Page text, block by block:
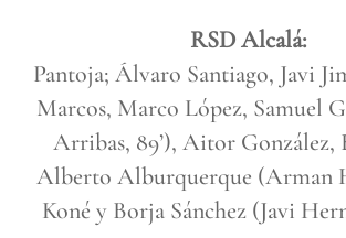
RSD Alcalá:
Pantoja; Álvaro Santiago, Javi
Marcos, Marco López, Samuel
Arribas, 89’), Aitor González,
Alberto Alburquerque (Arman
Koné y Borja Sánchez (Javi